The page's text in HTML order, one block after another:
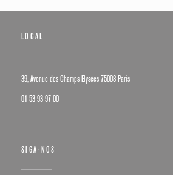
LOCAL
39, Avenue des Champs Elysées 75008 Paris((abre numa
01 53 93 97 00
SIGA-NOS